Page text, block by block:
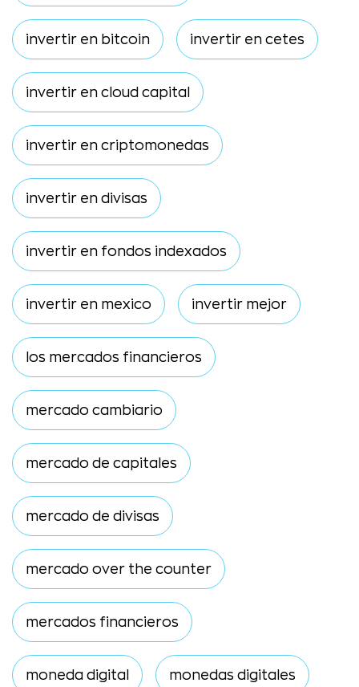
invertir en bitcoin invertir en cetes
invertir en cloud capital
invertir en criptomonedas
invertir en divisas
invertir en fondos indexados
invertir en mexico invertir mejor
los mercados financieros
mercado cambiario
mercado de capitales
mercado de divisas
mercado over the counter
mercados financieros
moneda digital monedas digitales